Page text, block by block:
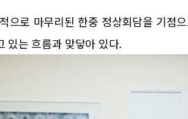
으로 마무리된 한중 정상회담을 기점
있는 흐름과 맞닿아 있다.